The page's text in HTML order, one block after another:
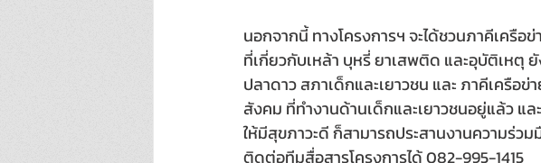
นอกจากนี้ ทางโครงการฯ จะได้ชวนภาคีเครื
ที่เกี่ยวกับเหล้า บุหรี่ ยาเสพติด และอุบัติเหตุ
ปลาดาว สภาเด็กและเยาวชน และ ภาคีเครือ
สังคม ที่ทำงานด้านเด็กและเยาวชนอยู่แล้ว แ
ให้มีสุขภาวะดี ก็สามารถประสานงานความร่ว
ติดต่อทีมสื่อสารโครงการได้ 082-995-1415